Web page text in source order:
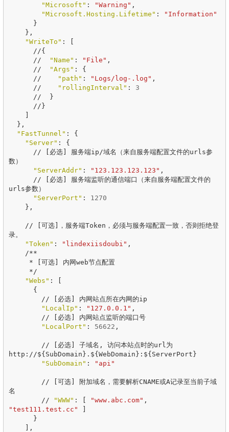
"Microsoft" : "Warning" ,
"Microsoft.Hosting.Lifetime" :
"Information"
}
},
"WriteTo" :
[
//{
//
"Name" : "File" ,
//
"Args" :
{
//
"path" : "Logs/log-.log" ,
//
"rollingInterval" :
3
//
}
//}
]
},
"FastTunnel" :
{
"Server" :
{
//
[ 必选]
服务端ip/域名（来自服务端配置文件的urls参
数）
"ServerAddr" : "123.123.123.123" ,
//
[ 必选]
服务端监听的通信端口（来自服务端配置文件的
urls参数）
"ServerPort" :
1270
},
// [可选]
，服务端Token，必须与服务端配置一致，否则拒绝登
录。
"Token" : "lindexiisdoubi" ,
/**
*
[可选]
内网web节点配置
*/
"Webs" :
[
{
//
[ 必选]
内网站点所在内网的ip
"LocalIp" : "127.0.0.1" ,
//
[ 必选]
内网站点监听的端口号
"LocalPort" : 56622 ,
// [ 必选] 子域名 ,
访问本站点时的url为
http://${SubDomain} .${WebDomain} :${ServerPort}
"SubDomain" : "api"
// [可选]
附加域名，需要解析CNAME或A记录至当前子域
名
//
"WWW" : [ "www.abc.com" ,
"test111.test.cc"
]
}
],